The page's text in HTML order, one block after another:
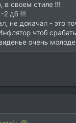
в своем стиле !!!
2 дб !!!
не докачал - это
чтоб
очень